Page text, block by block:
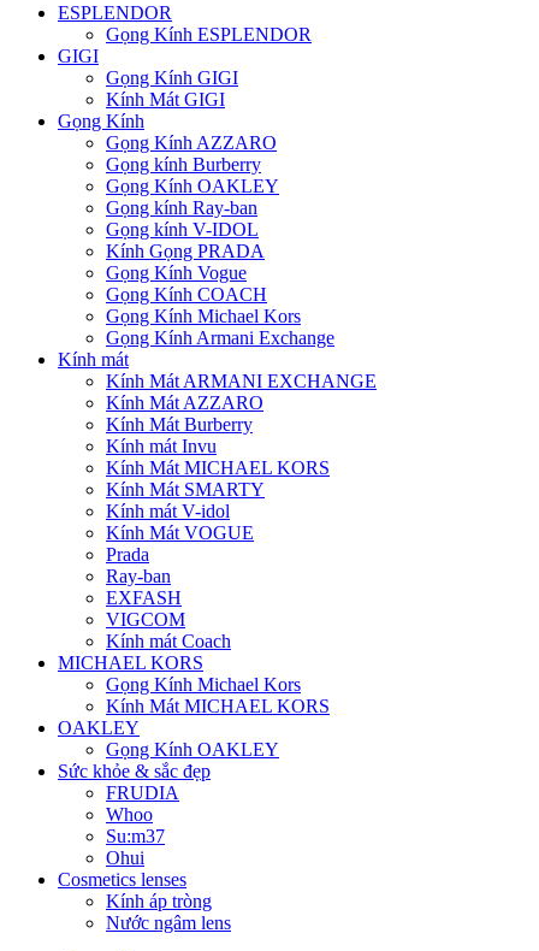
ESPLENDOR
Gọng Kính ESPLENDOR
GIGI
Gọng Kính GIGI
Kính Mát GIGI
Gọng Kính
Gọng Kính AZZARO
Gọng kính Burberry
Gọng Kính OAKLEY
Gọng kính Ray-ban
Gọng kính V-IDOL
Kính Gọng PRADA
Gọng Kính Vogue
Gọng Kính COACH
Gọng Kính Michael Kors
Gọng Kính Armani Exchange
Kính mát
Kính Mát ARMANI EXCHANGE
Kính Mát AZZARO
Kính Mát Burberry
Kính mát Invu
Kính Mát MICHAEL KORS
Kính Mát SMARTY
Kính mát V-idol
Kính Mát VOGUE
Prada
Ray-ban
EXFASH
VIGCOM
Kính mát Coach
MICHAEL KORS
Gọng Kính Michael Kors
Kính Mát MICHAEL KORS
OAKLEY
Gọng Kính OAKLEY
Sức khỏe & sắc đẹp
FRUDIA
Whoo
Su:m37
Ohui
Cosmetics lenses
Kính áp tròng
Nước ngâm lens